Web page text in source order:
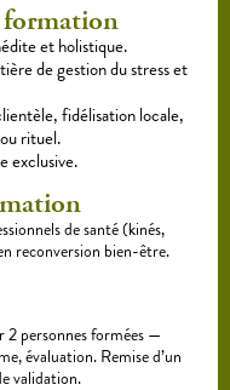
et holistique.
de gestion du stress et
fidélisation locale,
rituel.
exclusive.
de santé (kinés,
reconversion bien-être.
2 personnes formées —
évaluation. Remise d’un
validation.